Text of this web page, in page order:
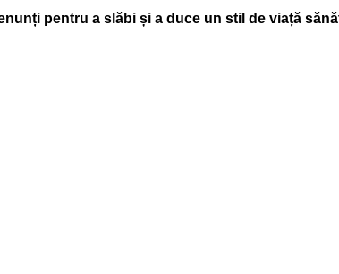
pentru a slăbi și a duce un stil de viață